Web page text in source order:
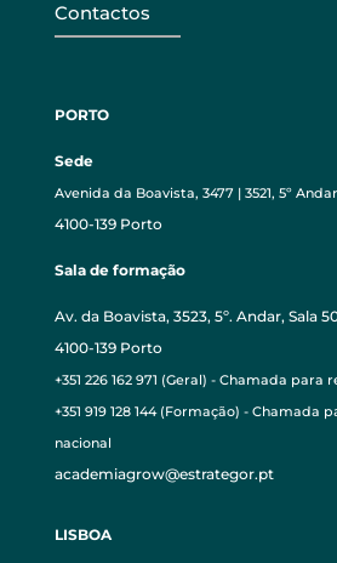
Contactos
PORTO
Sede
Avenida da Boavista, 3477 | 3521, 5º
4100-139 Porto
Sala de formação
Av. da Boavista, 3523, 5º. Andar, Sala
4100-139 Porto
+351 226 162 971 (Geral) - Chamada para
+351 919 128 144 (Formação) - Chamada
nacional
academiagrow@estrategor.pt
LISBOA